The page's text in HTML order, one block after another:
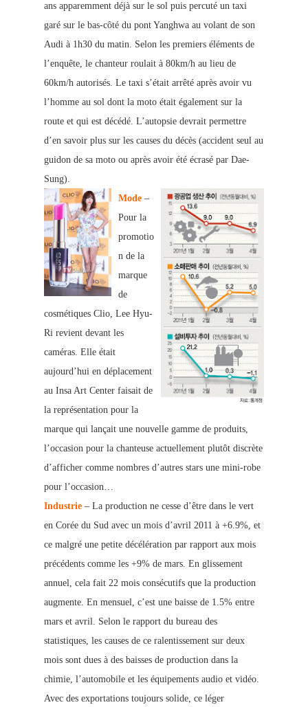
ans apparemment déjà sur le sol puis percuté un taxi
garé sur le bas-côté du pont Yanghwa au volant de son
Audi à 1h30 du matin. Selon les premiers éléments de
l’enquête, le chanteur roulait à 80km/h au lieu de
60km/h autorisés. Le taxi s’était arrêté après avoir vu
l’homme au sol dont la moto était également sur la
route et qui est décédé. L’autopsie devrait permettre
d’en savoir plus sur les causes du décès (accident seul au
guidon de sa moto ou après avoir été écrasé par Dae-
Sung).
Mode –
Pour la
promotio
n de la
marque
de
cosmétiques Clio, Lee Hyu-
Ri revient devant les
caméras. Elle était
aujourd’hui en déplacement
au Insa Art Center faisait de
la représentation pour la
marque qui lançait une nouvelle gamme de produits,
l’occasion pour la chanteuse actuellement plutôt discrète
d’afficher comme nombres d’autres stars une mini-robe
pour l’occasion…
Industrie – La production ne cesse d’être dans le vert
en Corée du Sud avec un mois d’avril 2011 à +6.9%, et
ce malgré une petite décélération par rapport aux mois
précédents comme les +9% de mars. En glissement
annuel, cela fait 22 mois consécutifs que la production
augmente. En mensuel, c’est une baisse de 1.5% entre
mars et avril. Selon le rapport du bureau des
statistiques, les causes de ce ralentissement sur deux
mois sont dues à des baisses de production dans la
chimie, l’automobile et les équipements audio et vidéo.
Avec des exportations toujours solide, ce léger